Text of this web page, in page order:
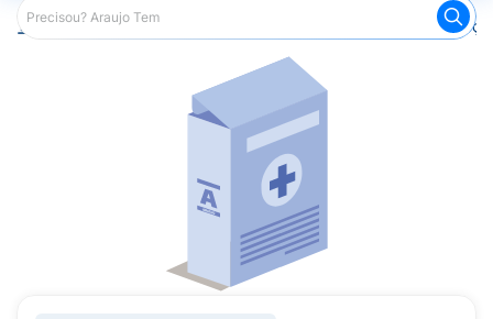
Araujo Medicamentos Remédios para Alergias e